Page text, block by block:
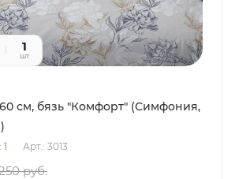
1
шт
см, бязь "Комфорт" (Симфония,
Арт.: 3013
руб.